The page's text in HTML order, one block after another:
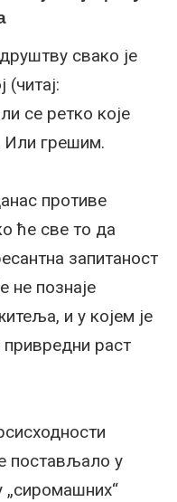
свако је
се ретко које
Или грешим.
противе
ће све то да
запитаност
не познаје
и у којем је
раст
постављало у
„сиромашних“